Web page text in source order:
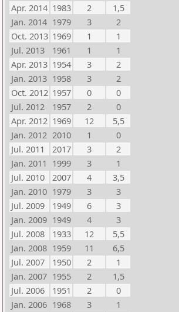
Apr. 2014 1983 2
1,5
Jan. 2014 1979 3
2
Oct. 2013 1969 1
1
Jul. 2013
1961 1
1
Apr. 2013 1954 3
2
Jan. 2013 1958 3
2
Oct. 2012 1957 0
0
Jul. 2012
1957 2
0
Apr. 2012 1969 12
5,5
Jan. 2012 2010 1
0
Jul. 2011
2017 3
2
Jan. 2011 1999 3
1
Jul. 2010
2007 4
3,5
Jan. 2010 1979 3
3
Jul. 2009
1949 6
3
Jan. 2009 1949 4
3
Jul. 2008
1933 12
5,5
Jan. 2008 1959 11
6,5
Jul. 2007
1950 2
1
Jan. 2007 1955 2
1,5
Jul. 2006
1951 2
0
Jan. 2006 1968 3
1